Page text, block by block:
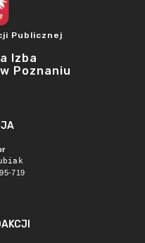
Publicznej
Izba
Poznaniu
719